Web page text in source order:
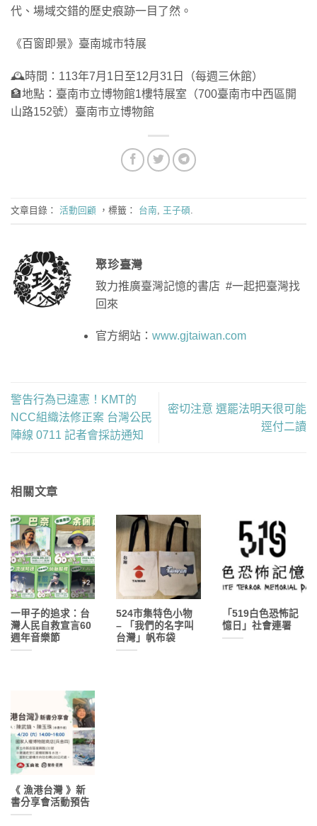
代、場域交錯的歷史痕跡一目了然。
《百窗即景》臺南城市特展
🕰時間：113年7月1日至12月31日（每週三休館）
🏦地點：臺南市立博物館1樓特展室（700臺南市中西區開
山路152號）臺南市立博物館
文章目錄： 活動回顧 ，標籤： 台南 王子碩
聚珍臺灣
致力推廣臺灣記憶的書店 #一起把臺灣找
回來
官方網站： www.gjtaiwan.com
警告行為已違憲！KMT的
NCC組織法修正案 台灣公民
陣線 0711 記者會採訪通知
密切注意 選罷法明天很可能
逕付二讀
相關文章
一甲子的追求：台
灣人民自救宣言60
週年音樂節
524市集特色小物
– 「我們的名字叫
台灣」帆布袋
「519白色恐怖記
憶日」社會連署
《 漁港台灣 》新
書分享會活動預告